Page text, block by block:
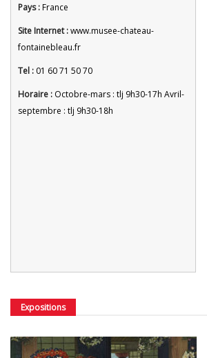
Pays :France
Site Internet :www.musee-chateau-
fontainebleau.fr
Tel : 01 60 71 50 70
Horaire : Octobre-mars : tlj 9h30-17h Avril-
septembre : tlj 9h30-18h
Expositions